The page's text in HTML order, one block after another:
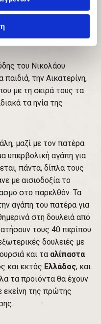
του Νικολάου
την Αικατερίνη,
με τη σειρά τους τα
τα ηνία της
μαζί με τον πατέρα
υπερβολική αγάπη για
πάντα, δίπλα τους
με αισιοδοξία το
στο παρελθόν. Τα
αγάπη του πατέρα για
στη δουλειά από
τους 40 περίπου
δουλειές με
και τα αλίπαστα
και εκτός Ελλάδος, και
τα προϊόντα θα έχουν
εκείνη της πρώτης